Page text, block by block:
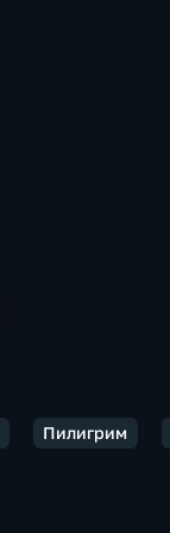
Пилигрим